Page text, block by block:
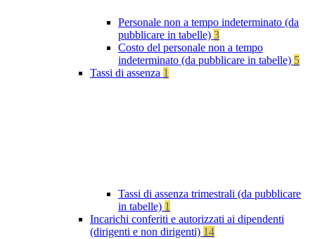
Personale non a tempo indeterminato (da
pubblicare in tabelle) 3
Costo del personale non a tempo
indeterminato (da pubblicare in tabelle) 5
Tassi di assenza 1
Tassi di assenza trimestrali (da pubblicare
in tabelle) 1
Incarichi conferiti e autorizzati ai dipendenti
(dirigenti e non dirigenti) 14